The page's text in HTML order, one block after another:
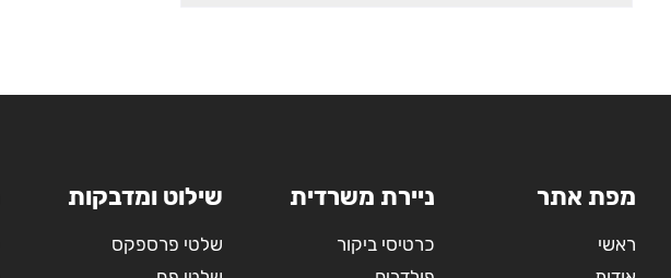
מפת אתר
ראשי
ניירת משרדית
כרטיסי ביקור
שילוט ומדבקות
שלטי פרספקס